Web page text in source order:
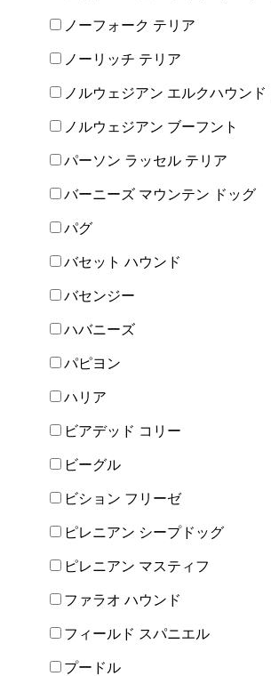
ノーフォーク テリア
ノーリッチ テリア
ノルウェジアン エルクハウンド
ノルウェジアン ブーフント
パーソン ラッセル テリア
バーニーズ マウンテン ドッグ
パグ
バセット ハウンド
バセンジー
ハバニーズ
パピヨン
ハリア
ビアデッド コリー
ビーグル
ビション フリーゼ
ピレニアン シープドッグ
ピレニアン マスティフ
ファラオ ハウンド
フィールド スパニエル
プードル